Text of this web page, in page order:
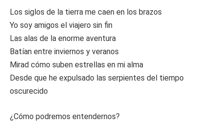
Los siglos de la tierra me caen en los brazos
Yo soy amigos el viajero sin fin
Las alas de la enorme aventura
Batían entre inviernos y veranos
Mirad cómo suben estrellas en mi alma
Desde que he expulsado las serpientes del tiempo
oscurecido
¿Cómo podremos entendernos?